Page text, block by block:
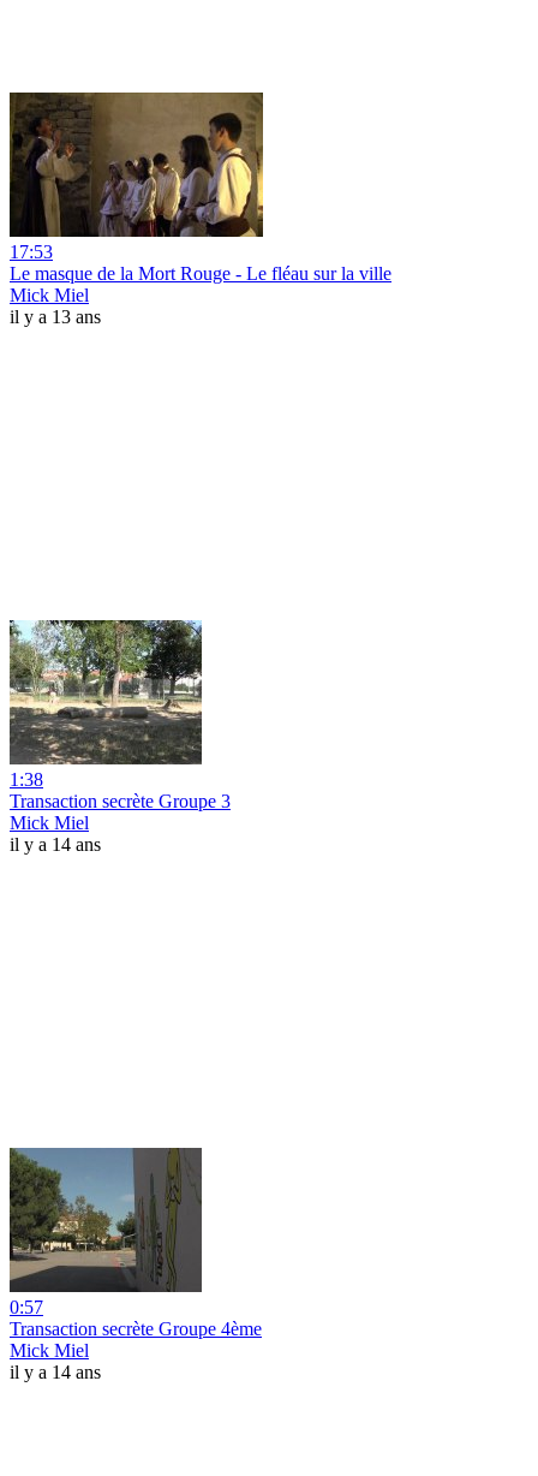
17:53
Le masque de la Mort Rouge - Le fléau sur la ville
Mick Miel
il y a 13 ans
1:38
Transaction secrète Groupe 3
Mick Miel
il y a 14 ans
0:57
Transaction secrète Groupe 4ème
Mick Miel
il y a 14 ans